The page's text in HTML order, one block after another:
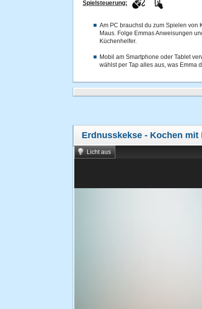
Spielsteuerung:
Am PC brauchst du zum Spielen von
Maus. Folge Emmas Anweisungen
Küchenhelfer.
Mobil am Smartphone oder Tablet
wählst per Tap alles aus, was Emma
Erdnusskekse - Kochen mit
Licht aus